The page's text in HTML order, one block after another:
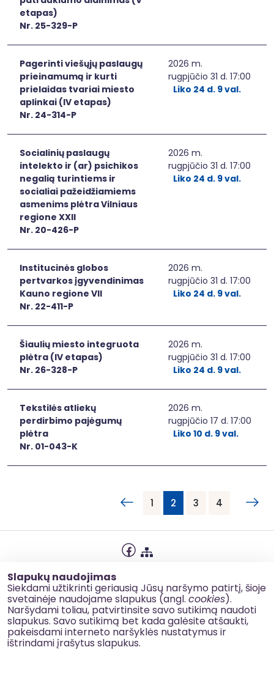
Slapukų naudojimas
Siekdami užtikrinti geriausią Jūsų naršymo patirtį, šioje
svetainėje naudojame slapukus (angl. cookies).
Naršydami toliau, patvirtinsite savo sutikimą naudoti
slapukus. Savo sutikimą bet kada galėsite atšaukti,
pakeisdami interneto naršyklės nustatymus ir
ištrindami įrašytus slapukus.
etapas)
Nr. 25-329-P
Pagerinti viešųjų paslaugų
prieinamumą ir kurti
prielaidas tvariai miesto
aplinkai (IV etapas)
Nr. 24-314-P
2026 m.
rugpjūčio 31 d. 17:00
Liko 24 d. 9 val.
Socialinių paslaugų
intelekto ir (ar) psichikos
negalią turintiems ir
socialiai pažeidžiamiems
asmenims plėtra Vilniaus
regione XXII
Nr. 20-426-P
2026 m.
rugpjūčio 31 d. 17:00
Liko 24 d. 9 val.
Institucinės globos
pertvarkos įgyvendinimas
Kauno regione VII
Nr. 22-411-P
2026 m.
rugpjūčio 31 d. 17:00
Liko 24 d. 9 val.
Šiaulių miesto integruota
plėtra (IV etapas)
Nr. 26-328-P
2026 m.
rugpjūčio 31 d. 17:00
Liko 24 d. 9 val.
Tekstilės atliekų
perdirbimo pajėgumų
plėtra
Nr. 01-043-K
2026 m.
rugpjūčio 17 d. 17:00
Liko 10 d. 9 val.
1 2 3 4
Slapukų naudojimas
Korupcijos prevencija
Kontaktai